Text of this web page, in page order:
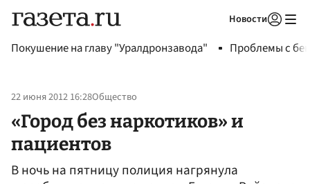
Новости
Покушение на главу "Уралдронзавода" Проблемы с
22 июня 2012 16:28Общество
«Город без наркотиков» и
пациентов
В ночь на пятницу полиция нагрянула